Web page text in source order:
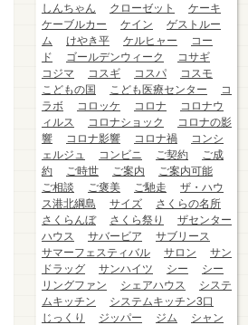
しんちゃん
クローゼット
ケーキ
ケーブルカー
ケイン
ゲストルー
ム
けやき平 ケルヒャー
コー
ド
ゴールデンウィーク
コサギ
コジマ
コスギ コスパ
コスモ
こどもの国
こども医療センター
コ
ラボ
コロッケ コロナ
コロナウ
ィルス
コロナショック
コロナの影
響
コロナ影響 コロナ禍
コンシ
ェルジュ
コンビニ ご契約
ご成
約
ご時世 ご案内
ご案内可能
ご相談
ご褒美 ご馳走
ザ・ハウ
ス港北綱島
サイズ
さくらの名所
さくらんぼ
さくら祭り
ザセンター
ハウス
サバービア
サブリース
サマーフェスティバル
サロン
サン
ドラッグ
サンハイツ シー
シー
リングファン
シェアハウス
システ
ムキッチン
システムキッチン3口
じっくり
ジッパー ジム
シャン